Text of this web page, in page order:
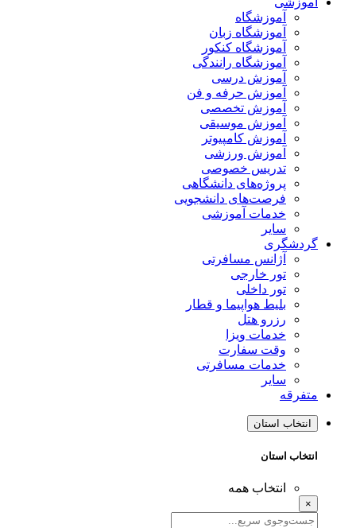
آموزشگاه
آموزشگاه زبان
آموزشگاه کنکور
آموزشگاه رانندگی
آموزش درسی
آموزش حرفه و فن
آموزش تخصصی
آموزش موسیقی
آموزش کامپیوتر
آموزش ورزشی
تدریس خصوصی
پروژه‌های دانشگاهی
فرصت‌های دانشجویی
خدمات آموزشی
سایر
گردشگری
آژانس مسافرتی
تور خارجی
تور داخلی
بلیط هواپیما و قطار
رزرو هتل
خدمات ویزا
وقت سفارت
خدمات مسافرتی
سایر
متفرقه
انتخاب استان
انتخاب استان
انتخاب همه
×